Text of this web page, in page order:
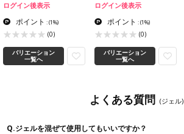
ログイン後表示
ポイント :(1%)
(0)
バリエーション
一覧へ
ログイン後表示
ポイント :(1%)
(0)
バリエーション
一覧へ
よくある質問 (ジェル)
Q.ジェルを混ぜて使用してもいいですか？